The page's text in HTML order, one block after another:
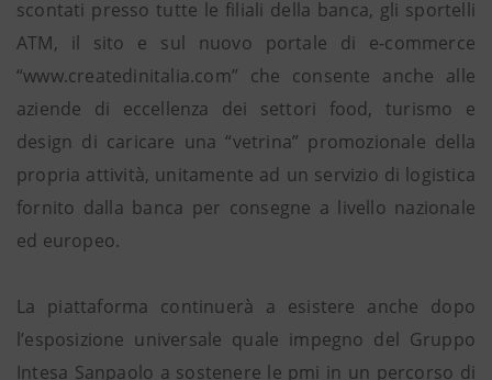
scontati presso tutte le filiali della banca, gli sportelli
ATM, il sito e sul nuovo portale di e-commerce
“www.createdinitalia.com” che consente anche alle
aziende di eccellenza dei settori food, turismo e
design di caricare una “vetrina” promozionale della
propria attività, unitamente ad un servizio di logistica
fornito dalla banca per consegne a livello nazionale
ed europeo.
La piattaforma continuerà a esistere anche dopo
l’esposizione universale quale impegno del Gruppo
Intesa Sanpaolo a sostenere le pmi in un percorso di